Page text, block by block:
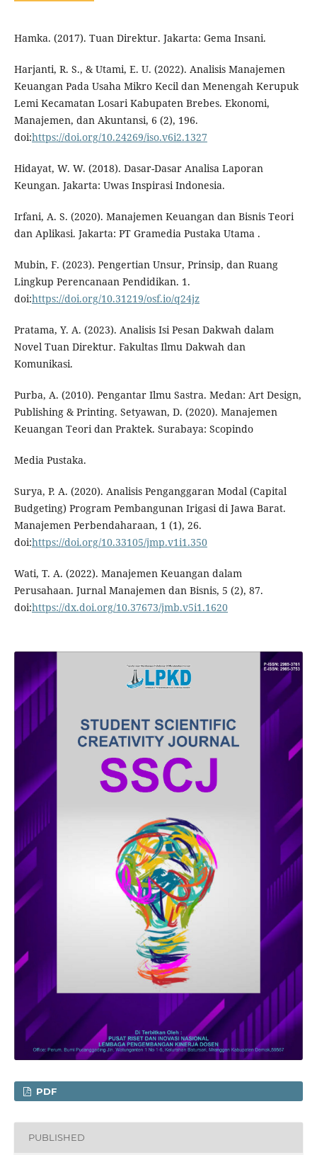
Hamka. (2017). Tuan Direktur. Jakarta: Gema Insani.
Harjanti, R. S., & Utami, E. U. (2022). Analisis Manajemen
Keuangan Pada Usaha Mikro Kecil dan Menengah Kerupuk
Lemi Kecamatan Losari Kabupaten Brebes. Ekonomi,
Manajemen, dan Akuntansi, 6 (2), 196.
doi:https://doi.org/10.24269/iso.v6i2.1327
Hidayat, W. W. (2018). Dasar-Dasar Analisa Laporan
Keungan. Jakarta: Uwas Inspirasi Indonesia.
Irfani, A. S. (2020). Manajemen Keuangan dan Bisnis Teori
dan Aplikasi. Jakarta: PT Gramedia Pustaka Utama .
Mubin, F. (2023). Pengertian Unsur, Prinsip, dan Ruang
Lingkup Perencanaan Pendidikan. 1.
doi:https://doi.org/10.31219/osf.io/q24jz
Pratama, Y. A. (2023). Analisis Isi Pesan Dakwah dalam
Novel Tuan Direktur. Fakultas Ilmu Dakwah dan
Komunikasi.
Purba, A. (2010). Pengantar Ilmu Sastra. Medan: Art Design,
Publishing & Printing. Setyawan, D. (2020). Manajemen
Keuangan Teori dan Praktek. Surabaya: Scopindo
Media Pustaka.
Surya, P. A. (2020). Analisis Penganggaran Modal (Capital
Budgeting) Program Pembangunan Irigasi di Jawa Barat.
Manajemen Perbendaharaan, 1 (1), 26.
doi:https://doi.org/10.33105/jmp.v1i1.350
Wati, T. A. (2022). Manajemen Keuangan dalam
Perusahaan. Jurnal Manajemen dan Bisnis, 5 (2), 87.
doi:https://dx.doi.org/10.37673/jmb.v5i1.1620
PDF
PUBLISHED